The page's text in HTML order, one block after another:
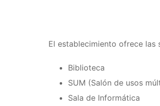
El establecimiento ofrece las
Biblioteca
SUM (Salón de usos
Sala de Informática